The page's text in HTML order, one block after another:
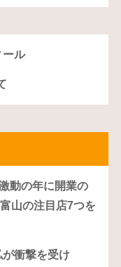
ール
動の年に開業の
山の注目店7つを
が衝撃を受け